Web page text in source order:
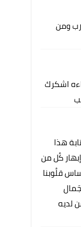
ومن
اشكرك
هذا
كُل من
قلُوبنا
لديه